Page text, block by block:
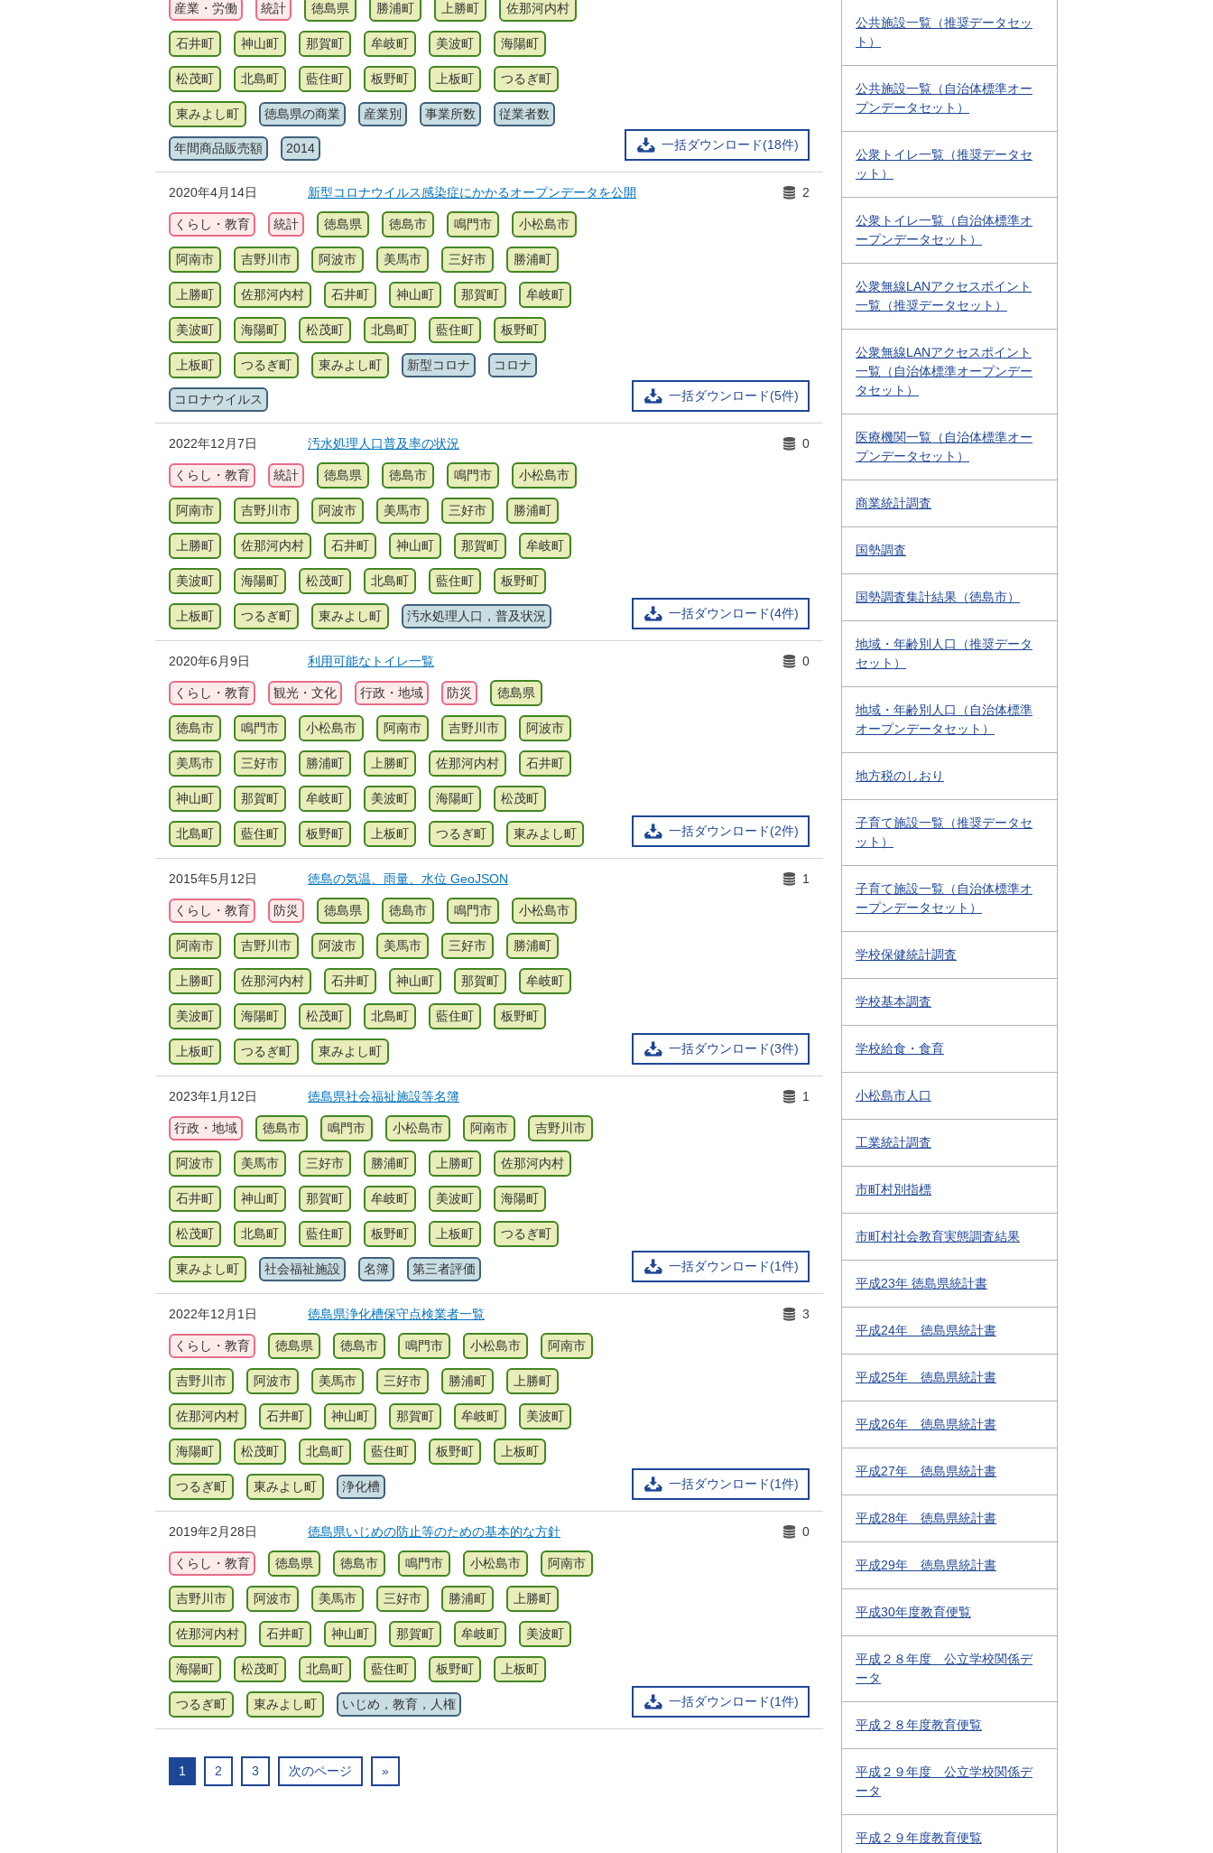
一括ダウンロード(18件)
産業・労働 統計 徳島県 勝浦町 上勝町 佐那河内村
石井町 神山町 那賀町 牟岐町 美波町 海陽町
松茂町 北島町 藍住町 板野町 上板町 つるぎ町
東みよし町 徳島県の商業 産業別 事業所数 従業者数
年間商品販売額 2014
2020年4月14日 新型コロナウイルス感染症にかかるオープンデータを公開
一括ダウンロード(5件)
2
くらし・教育 統計 徳島県 徳島市 鳴門市 小松島市
阿南市 吉野川市 阿波市 美馬市 三好市 勝浦町
上勝町 佐那河内村 石井町 神山町 那賀町 牟岐町
美波町 海陽町 松茂町 北島町 藍住町 板野町
上板町 つるぎ町 東みよし町 新型コロナ コロナ
コロナウイルス
2022年12月7日 汚水処理人口普及率の状況
一括ダウンロード(4件)
0
くらし・教育 統計 徳島県 徳島市 鳴門市 小松島市
阿南市 吉野川市 阿波市 美馬市 三好市 勝浦町
上勝町 佐那河内村 石井町 神山町 那賀町 牟岐町
美波町 海陽町 松茂町 北島町 藍住町 板野町
上板町 つるぎ町 東みよし町 汚水処理人口，普及状況
2020年6月9日 利用可能なトイレ一覧
一括ダウンロード(2件)
0
くらし・教育 観光・文化 行政・地域 防災 徳島県
徳島市 鳴門市 小松島市 阿南市 吉野川市 阿波市
美馬市 三好市 勝浦町 上勝町 佐那河内村 石井町
神山町 那賀町 牟岐町 美波町 海陽町 松茂町
北島町 藍住町 板野町 上板町 つるぎ町 東みよし町
2015年5月12日 徳島の気温、雨量、水位 GeoJSON
一括ダウンロード(3件)
1
くらし・教育 防災 徳島県 徳島市 鳴門市 小松島市
阿南市 吉野川市 阿波市 美馬市 三好市 勝浦町
上勝町 佐那河内村 石井町 神山町 那賀町 牟岐町
美波町 海陽町 松茂町 北島町 藍住町 板野町
上板町 つるぎ町 東みよし町
2023年1月12日 徳島県社会福祉施設等名簿
一括ダウンロード(1件)
1
行政・地域 徳島市 鳴門市 小松島市 阿南市 吉野川市
阿波市 美馬市 三好市 勝浦町 上勝町 佐那河内村
石井町 神山町 那賀町 牟岐町 美波町 海陽町
松茂町 北島町 藍住町 板野町 上板町 つるぎ町
東みよし町 社会福祉施設 名簿 第三者評価
2022年12月1日 徳島県浄化槽保守点検業者一覧
一括ダウンロード(1件)
3
くらし・教育 徳島県 徳島市 鳴門市 小松島市 阿南市
吉野川市 阿波市 美馬市 三好市 勝浦町 上勝町
佐那河内村 石井町 神山町 那賀町 牟岐町 美波町
海陽町 松茂町 北島町 藍住町 板野町 上板町
つるぎ町 東みよし町 浄化槽
2019年2月28日 徳島県いじめの防止等のための基本的な方針
一括ダウンロード(1件)
0
くらし・教育 徳島県 徳島市 鳴門市 小松島市 阿南市
吉野川市 阿波市 美馬市 三好市 勝浦町 上勝町
佐那河内村 石井町 神山町 那賀町 牟岐町 美波町
海陽町 松茂町 北島町 藍住町 板野町 上板町
つるぎ町 東みよし町 いじめ，教育，人権
1 2 3 次のページ »
公共施設一覧（推奨データセッ
ト）
公共施設一覧（自治体標準オー
プンデータセット）
公衆トイレ一覧（推奨データセ
ット）
公衆トイレ一覧（自治体標準オ
ープンデータセット）
公衆無線LANアクセスポイント
一覧（推奨データセット）
公衆無線LANアクセスポイント
一覧（自治体標準オープンデー
タセット）
医療機関一覧（自治体標準オー
プンデータセット）
商業統計調査
国勢調査
国勢調査集計結果（徳島市）
地域・年齢別人口（推奨データ
セット）
地域・年齢別人口（自治体標準
オープンデータセット）
地方税のしおり
子育て施設一覧（推奨データセ
ット）
子育て施設一覧（自治体標準オ
ープンデータセット）
学校保健統計調査
学校基本調査
学校給食・食育
小松島市人口
工業統計調査
市町村別指標
市町村社会教育実態調査結果
平成23年 徳島県統計書
平成24年 徳島県統計書
平成25年 徳島県統計書
平成26年 徳島県統計書
平成27年 徳島県統計書
平成28年 徳島県統計書
平成29年 徳島県統計書
平成30年度教育便覧
平成２８年度 公立学校関係デ
ータ
平成２８年度教育便覧
平成２９年度 公立学校関係デ
ータ
平成２９年度教育便覧